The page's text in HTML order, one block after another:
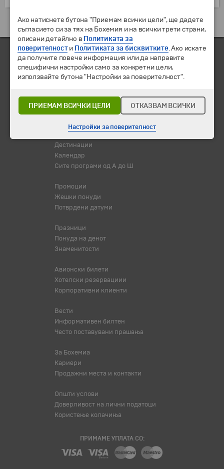
Екскурзии и одмори до Грција »
© 2010-2026 Туристичка агенција "Бохемиа - Скопје".Сите
права се задржани.
Дестинации
Календар
Сите програми од А до Ш
Промоции
Жешки понуди
Потврдени датуми
Празници
Понуда на денот
Знаменитости
Авионски билети
Хотелски резервациии
Корпоративни клиенти
Вести
Информативен билтен
Често поставувани прашања
За Бохемиа
Кариери
Продажни места и контакти
Општи услови
Доверливост на лични податоци
Користење колачиња
ПРИМАМЕ УПЛАТА СО:
Ако натиснете бутона "Приемам всички цели", ще дадете
съгласието си за тях на Бохемия и на всички трети страни,
описани детайлно в Политиката за
поверителности Политиката за бисквитките. Ако искате
да получите повече информация или да направите
специфични настройки само за конкретни цели,
използвайте бутона "Настройки за поверителност".
ПРИЕМАМ ВСИЧКИ ЦЕЛИ ОТКАЗВАМ ВСИЧКИ
Настройки за поверителност